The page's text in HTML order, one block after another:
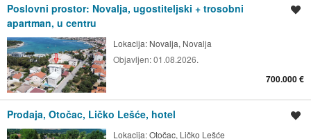
Poslovni prostor: Novalja, ugostiteljski + trosobni
apartman, u centru
Lokacija: Novalja, Novalja
Objavljen:01.08.2026.
700.000 €
Prodaja, Otočac, Ličko Lešće, hotel
Lokacija:Otočac, Ličko Lešće